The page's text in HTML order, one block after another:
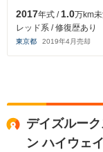
2017年式 /1.0万km
レッド系 / 修復歴あり
東京都 2019年4月売却
デイズルー
ン ハイウェ